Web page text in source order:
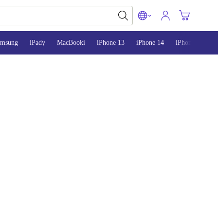
iPady MacBooki iPhone 13 iPhone 14 iPhone 15